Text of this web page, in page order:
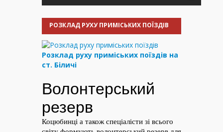
РОЗКЛАД РУХУ ПРИМІСЬКИХ ПОЇЗДІВ
Розклад руху приміських поїздів на
ст. Біличі